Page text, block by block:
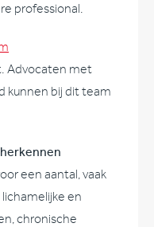
professional.
Advocaten met
kunnen bij dit team
een aantal, vaak
en
chronische